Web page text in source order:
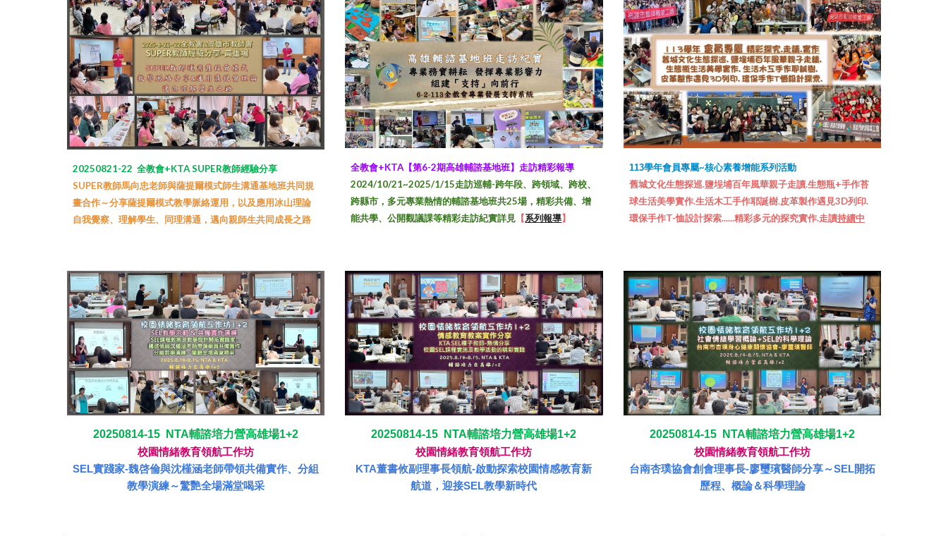
20250821-22 全教會+KTA SUPER教師經驗分享
SUPER教師馬向忠老師與薩提爾模式師生溝通基地班共同規
畫合作～分享薩提爾模式教學脈絡運用 ，以及應用冰山理論
自我覺察、理解學生、同理溝通，邁向親師生共同成長之路
全教會+KTA【第6-2期高雄輔諮基地班】走訪精彩報導
2024/10/21~2025/1/15走訪巡輔-跨年段、跨領域、跨校、
跨縣市，多元專業熱情的輔諮基地班共25場，精彩共備、增
能共學、公開觀議課等精彩走訪紀實詳見 【系列報導】
113學年會員專屬~核心素養增能系列活動
舊城文化生態探巡.鹽埕埔百年風華親子走讀.生態瓶+手作苔
球生活美學實作.生活木工手作耶誕樹.皮革製作遇見3D列印.
環保手作T-恤設計探索......精彩多元的探究實作.走讀持續中
20250814-15 NTA輔諮培力營高雄場1+2
校園情緒教育領航工作坊
SEL實踐家-魏啓倫與沈槿涵老師帶領共備實作、分組
教學演練～驚艷全場滿堂喝采
20250814-15 NTA輔諮培力營高雄場1+2
校園情緒教育領航工作坊
KTA董書攸副理事長領航-啟動探索校園情感教育新
航道，迎接SEL教學新時代
20250814-15 NTA輔諮培力營高雄場1+2
校園情緒教育領航工作坊
台南杏璞協會創會理事長-廖璽璸醫師分享～SEL開拓
歷程、概論＆科學理論